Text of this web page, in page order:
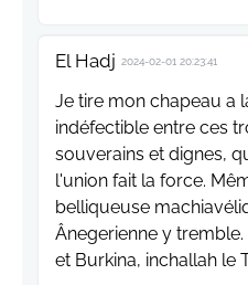
El Hadj 2024-02-01 20:23:41
Je tire mon chapeau a
indéfectible entre ces
souverains et dignes,
l'union fait la force.
belliqueuse
Ânegerienne y
et Burkina, inchallah le